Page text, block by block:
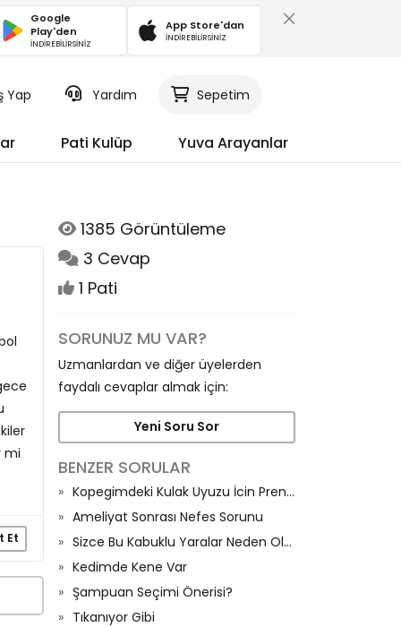
Google
Play'den
İNDİREBİLİRSİNİZ
App Store'dan
İNDİREBİLİRSİNİZ
Yap Yardım Sepetim
Pati Kulüp Yuva Arayanlar
mi
Et
1385 Görüntüleme
3 Cevap
1 Pati
SORUNUZ MU VAR?
Uzmanlardan ve diğer üyelerden
faydalı cevaplar almak için:
Yeni Soru Sor
BENZER SORULAR
Kopegimdeki Kulak Uyuzu İcin Prenova Tablet
Ameliyat Sonrası Nefes Sorunu
Sizce Bu Kabuklu Yaralar Neden Oluşur?
Kedimde Kene Var
Şampuan Seçimi Önerisi?
Tıkanıyor Gibi